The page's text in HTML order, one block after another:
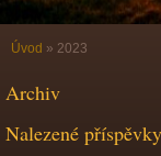
Úvod » 2023
Archiv
Nalezené příspěvky